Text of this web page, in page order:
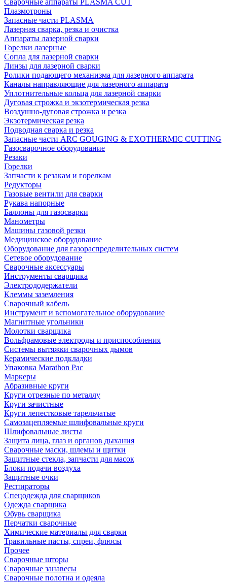
Сварочные аппараты PLASMA CUT
Плазмотроны
Запасные части PLASMA
Лазерная сварка, резка и очистка
Аппараты лазерной сварки
Горелки лазерные
Сопла для лазерной сварки
Линзы для лазерной сварки
Ролики подающего механизма для лазерного аппарата
Каналы направляющие для лазерного аппарата
Уплотнительные кольца для лазерной сварки
Дуговая строжка и экзотермическая резка
Воздушно-дуговая строжка и резка
Экзотермическая резка
Подводная сварка и резка
Запасные части ARC GOUGING & EXOTHERMIC CUTTING
Газосварочное оборудование
Резаки
Горелки
Запчасти к резакам и горелкам
Редукторы
Газовые вентили для сварки
Рукава напорные
Баллоны для газосварки
Манометры
Машины газовой резки
Медицинское оборудование
Оборудование для газораспределительных систем
Сетевое оборудование
Сварочные аксессуары
Инструменты сварщика
Электрододержатели
Клеммы заземления
Сварочный кабель
Инструмент и вспомогательное оборудование
Магнитные угольники
Молотки сварщика
Вольфрамовые электроды и приспособления
Системы вытяжки сварочных дымов
Керамические подкладки
Упаковка Marathon Pac
Маркеры
Абразивные круги
Круги отрезные по металлу
Круги зачистные
Круги лепестковые тарельчатые
Самозацепляемые шлифовальные круги
Шлифовальные листы
Защита лица, глаз и органов дыхания
Сварочные маски, шлемы и щитки
Защитные стекла, запчасти для масок
Блоки подачи воздуха
Защитные очки
Респираторы
Спецодежда для сварщиков
Одежда сварщика
Обувь сварщика
Перчатки сварочные
Химические материалы для сварки
Травильные пасты, спреи, флюсы
Прочее
Сварочные шторы
Сварочные занавесы
Сварочные полотна и одеяла